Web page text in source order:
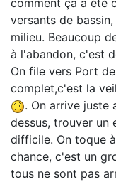
comment ça a été
versants de
milieu. Beaucoup
à l'abandon, c'est
On file vers Port
complet,c'est la
. On arrive juste
dessus, trouver un
difficile. On toque
chance, c'est un
tous ne sont pas